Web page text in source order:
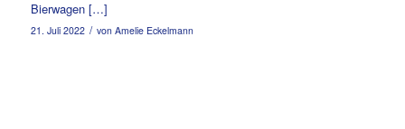
Bierwagen […]
21. Juli 2022 / von Amelie Eckelmann